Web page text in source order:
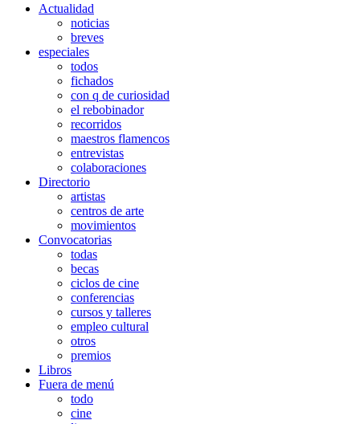
Actualidad
noticias
breves
especiales
todos
fichados
con q de curiosidad
el rebobinador
recorridos
maestros flamencos
entrevistas
colaboraciones
Directorio
artistas
centros de arte
movimientos
Convocatorias
todas
becas
ciclos de cine
conferencias
cursos y talleres
empleo cultural
otros
premios
Libros
Fuera de menú
todo
cine